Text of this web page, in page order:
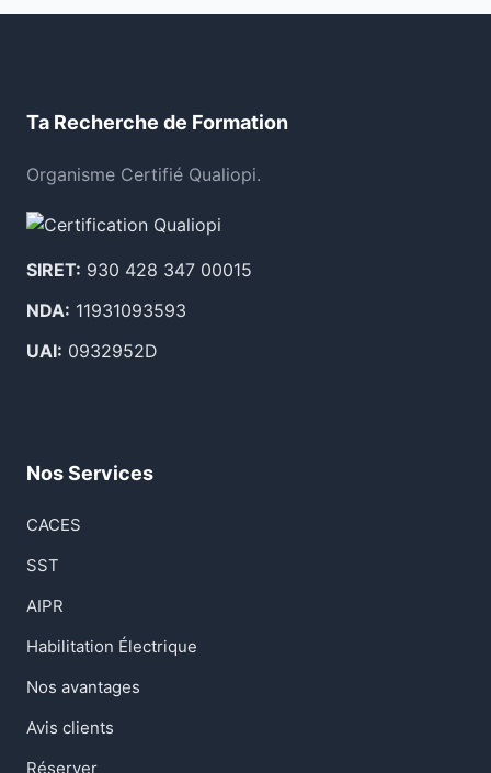
Ta Recherche de Formation
Organisme Certifié Qualiopi.
SIRET: 930 428 347 00015
NDA: 11931093593
UAI: 0932952D
Nos Services
CACES
SST
AIPR
Habilitation Électrique
Nos avantages
Avis clients
Réserver